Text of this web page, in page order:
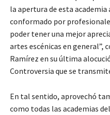
la apertura de esta
conformado por
poder tener una mejor
artes escénicas en general”,
Ramírez en su última
Controversia que se
En tal sentido, aprovechó
como todas las academias